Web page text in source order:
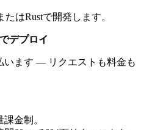
たはRustで開発します。
デプロイ
います — リクエストも料金も
金制。